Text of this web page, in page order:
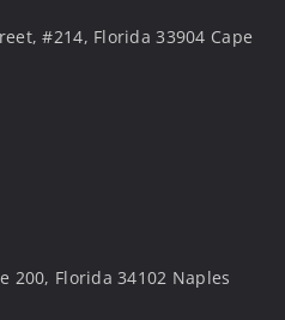
#214, Florida 33904 Cape
200, Florida 34102 Naples